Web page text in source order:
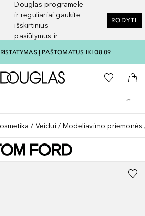
Douglas programėlę
ir reguliariai gaukite
išskirtinius
pasiūlymus ir
RODYTI
Į PAŠTOMATUS IKI 08 09
Į Douglas pagrindinį
Į mano
Į
Veidui Modeliavimo priemonės